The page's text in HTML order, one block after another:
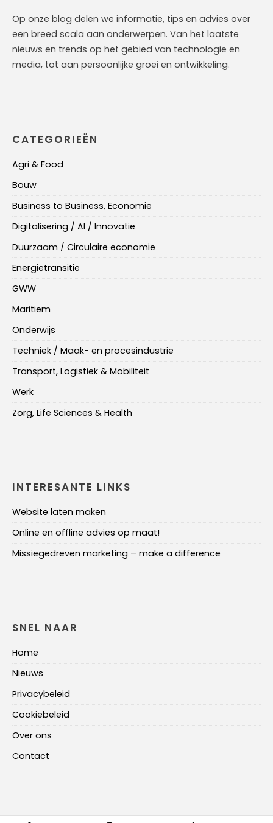
Op onze blog delen we informatie, tips en advies over
een breed scala aan onderwerpen. Van het laatste
nieuws en trends op het gebied van technologie en
media, tot aan persoonlijke groei en ontwikkeling.
CATEGORIEËN
Agri & Food
Bouw
Business to Business, Economie
Digitalisering / AI / Innovatie
Duurzaam / Circulaire economie
Energietransitie
GWW
Maritiem
Onderwijs
Techniek / Maak- en procesindustrie
Transport, Logistiek & Mobiliteit
Werk
Zorg, Life Sciences & Health
INTERESANTE LINKS
Website laten maken
Online en offline advies op maat!
Missiegedreven marketing – make a difference
SNEL NAAR
Home
Nieuws
Privacybeleid
Cookiebeleid
Over ons
Contact